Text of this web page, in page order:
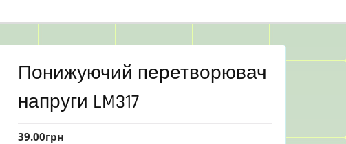
Понижуючий перетворювач
напруги LM317
39.00грн